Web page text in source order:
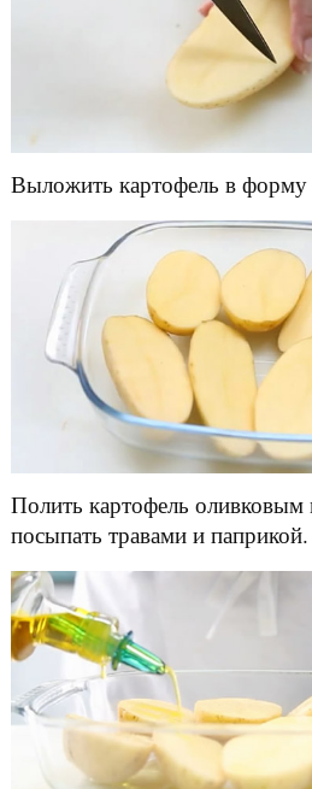
Выложить картофель в форму
Полить картофель оливковым
посыпать травами и паприкой.